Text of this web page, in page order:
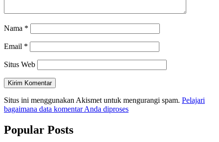
Nama *
Email *
Situs Web
Situs ini menggunakan Akismet untuk mengurangi spam. Pelajari
bagaimana data komentar Anda diproses
Popular Posts